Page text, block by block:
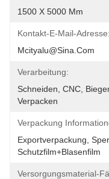
1500 X 5000 Mm
Kontakt-E-Mail-Adresse:
Mcityalu@sina.com
Verarbeitung:
Schneiden, CNC,
Verpacken
Verpackung
Exportverpackung,
Schutzfilm+Blasenfilm
Versorgungsmaterial-